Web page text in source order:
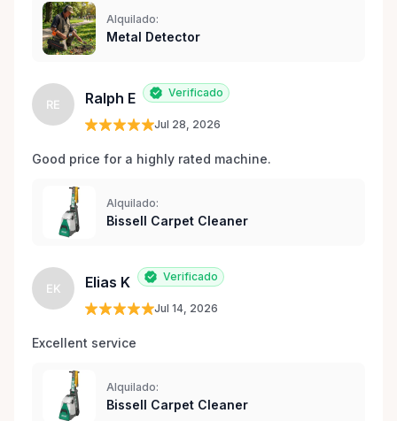
Alquilado:
Metal Detector
RE Ralph E Verificado
Jul 28, 2026
Good price for a highly rated machine.
Alquilado:
Bissell Carpet Cleaner
EK Elias K Verificado
Jul 14, 2026
Excellent service
Alquilado:
Bissell Carpet Cleaner